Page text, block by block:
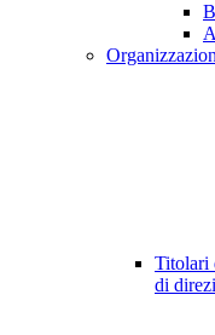
Titolari
di